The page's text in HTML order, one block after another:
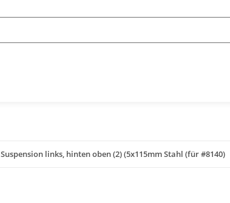
Suspension links, hinten oben (2) (5x115mm Stahl (für #8140)